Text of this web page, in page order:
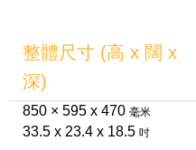
整體尺寸 (高 x 闊 x
深)
850 × 595 x 470 毫米
33.5 x 23.4 x 18.5 吋